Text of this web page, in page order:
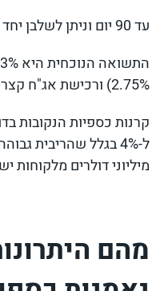
עד 90 יום וניתן לשלבן יחד עמ מק"מים ארוכי טווח.
2.75%) ורכישת אג"ח קצרות מהבנק מוסיפה אחוז נוסף.
קרנות כספיות הנקובות
ל-4% בגלל שהריבית
מיליוני דולרים מלקוחות
מהם